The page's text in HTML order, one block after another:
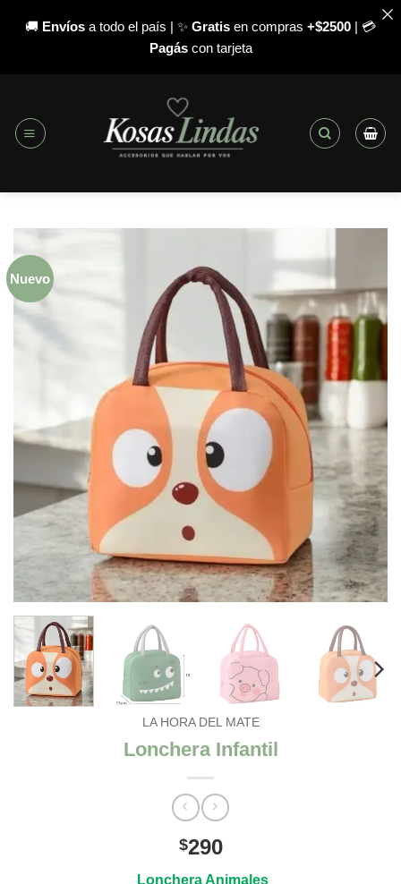
🚚 Envíos a todo el país | ✨ Gratis en compras +$2500 | 💳
Pagáscon tarjeta
contenido
Nuevo
LA HORA DEL MATE
Lonchera Infantil
$290
Lonchera Animales